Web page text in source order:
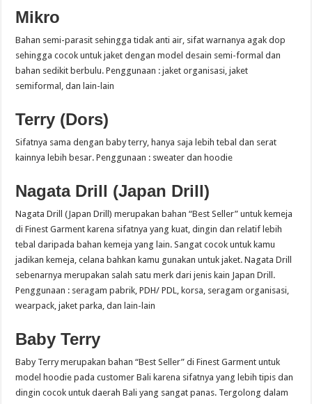
Mikro
Bahan semi-parasit sehingga tidak anti air, sifat warnanya agak dop
sehingga cocok untuk jaket dengan model desain semi-formal dan
bahan sedikit berbulu. Penggunaan : jaket organisasi, jaket
semiformal, dan lain-lain
Terry (Dors)
Sifatnya sama dengan baby terry, hanya saja lebih tebal dan serat
kainnya lebih besar. Penggunaan : sweater dan hoodie
Nagata Drill (Japan Drill)
Nagata Drill (Japan Drill) merupakan bahan “Best Seller” untuk kemeja
di Finest Garment karena sifatnya yang kuat, dingin dan relatif lebih
tebal daripada bahan kemeja yang lain. Sangat cocok untuk kamu
jadikan kemeja, celana bahkan kamu gunakan untuk jaket. Nagata Drill
sebenarnya merupakan salah satu merk dari jenis kain Japan Drill.
Penggunaan : seragam pabrik, PDH/ PDL, korsa, seragam organisasi,
wearpack, jaket parka, dan lain-lain
Baby Terry
Baby Terry merupakan bahan “Best Seller” di Finest Garment untuk
model hoodie pada customer Bali karena sifatnya yang lebih tipis dan
dingin cocok untuk daerah Bali yang sangat panas. Tergolong dalam